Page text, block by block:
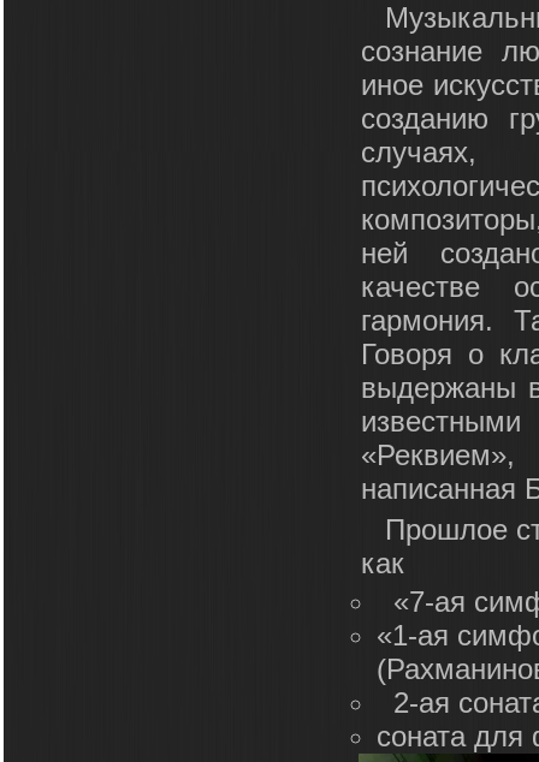
сознание
иное
созданию
случаях,
ней
качестве
гармония.
Говоря о
выдержаны
написанная
Прошлое
как
«7-ая
«1-ая
2-ая
соната для